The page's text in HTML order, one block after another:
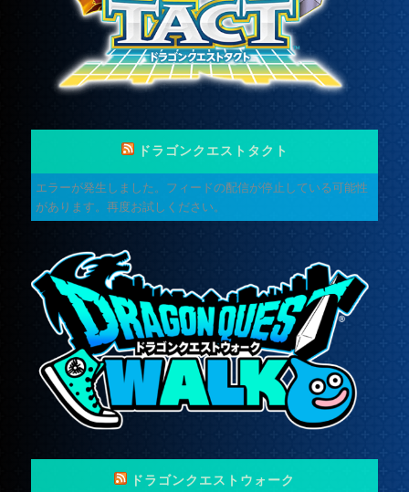
ドラゴンクエストタクト
エラーが発生しました。フィードの配信が停止している可能性
があります。再度お試しください。
ドラゴンクエストウォーク